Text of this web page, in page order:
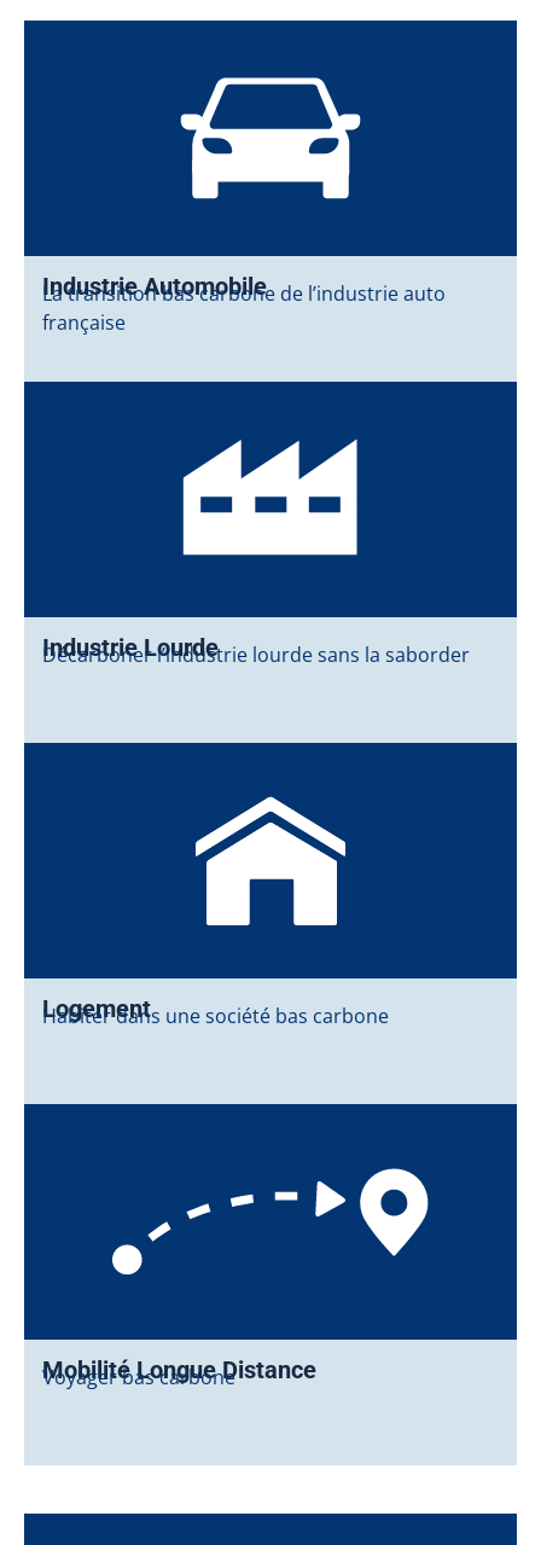
Industrie Automobile
La transition bas carbone de l’industrie auto
française
Industrie Lourde
Décarboner l’industrie lourde sans la saborder
Logement
Habiter dans une société bas carbone
Mobilité Longue Distance
Voyager bas carbone